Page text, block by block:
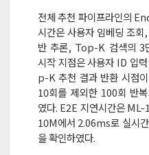
전체 추천 파이프라인의
시간은 사용자 임베딩 조
반 추론, Top-K 검색의 3
시작 지점은 사용자 ID 입
p-K 추천 결과 반환 시점
10회를 제외한 100회 반
였다. E2E 지연시간은
10M에서 2.06ms로 실시
을 확인하였다.